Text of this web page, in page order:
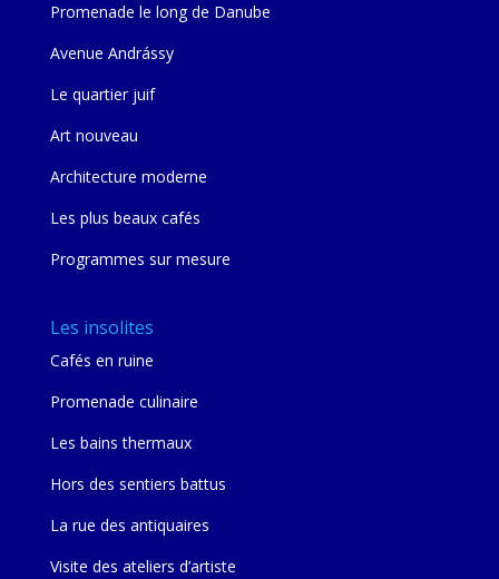
Promenade le long de Danube
Avenue Andrássy
Le quartier juif
Art nouveau
Architecture moderne
Les plus beaux cafés
Programmes sur mesure
Les insolites
Cafés en ruine
Promenade culinaire
Les bains thermaux
Hors des sentiers battus
La rue des antiquaires
Visite des ateliers d’artiste